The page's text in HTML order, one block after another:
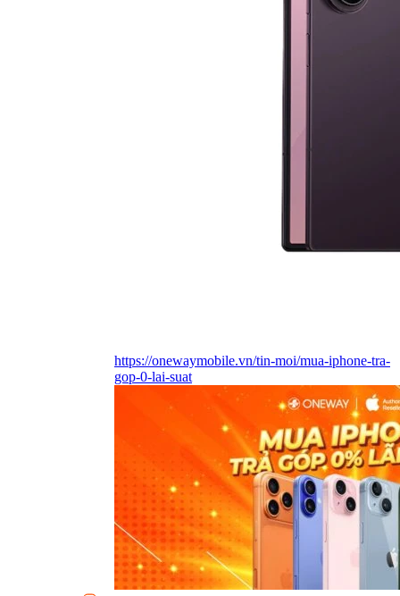
https://onewaymobile.vn/tin-moi/mua-iphone-tra-
gop-0-lai-suat